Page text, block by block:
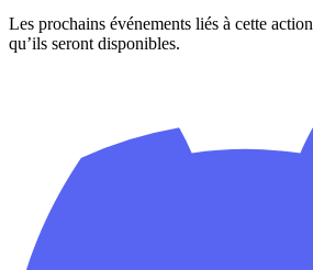
Les prochains événements liés à cette
qu’ils seront disponibles.